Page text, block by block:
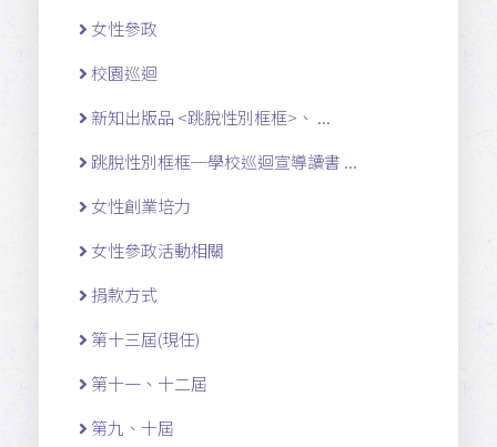
女性參政
校園巡迴
新知出版品 <跳脫性別框框>、 ...
跳脫性別框框─學校巡迴宣導讀書 ...
女性創業培力
女性參政活動相關
捐款方式
第十三屆(現任)
第十一 、十二 屆
第九、十屆